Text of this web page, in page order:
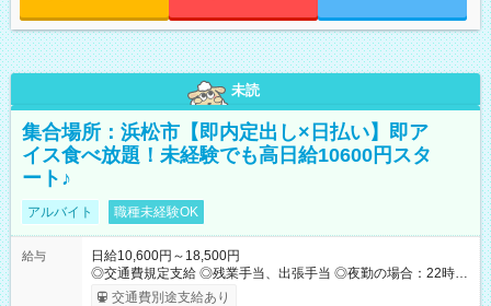
未読
集合場所：浜松市【即内定出し×日払い】即ア
イス食べ放題！未経験でも高日給10600円スタ
ート♪
アルバイト 職種未経験OK
給与
日給10,600円～18,500円
◎交通費規定支給 ◎残業手当、出張手当 ◎夜勤の場合：22時～
翌5時は割増給与 ◎日払い・週払い可(希望者／条件有) ◎社食あ
交通費別途支給あり